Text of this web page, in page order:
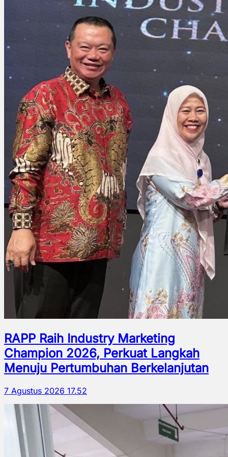
RAPP Raih Industry Marketing
Champion 2026, Perkuat Langkah
Menuju Pertumbuhan Berkelanjutan
7 Agustus 2026 17.52